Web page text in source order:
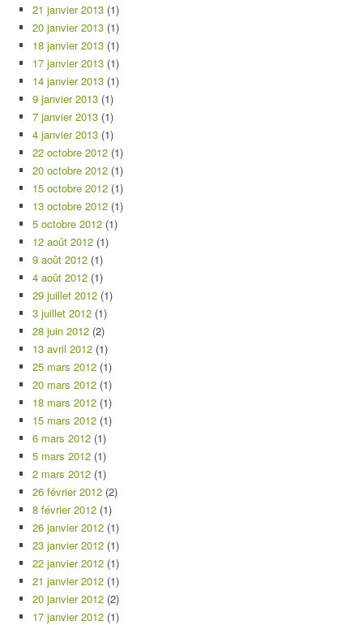
21 janvier 2013 (1)
20 janvier 2013 (1)
18 janvier 2013 (1)
17 janvier 2013 (1)
14 janvier 2013 (1)
9 janvier 2013 (1)
7 janvier 2013 (1)
4 janvier 2013 (1)
22 octobre 2012 (1)
20 octobre 2012 (1)
15 octobre 2012 (1)
13 octobre 2012 (1)
5 octobre 2012 (1)
12 août 2012 (1)
9 août 2012 (1)
4 août 2012 (1)
29 juillet 2012 (1)
3 juillet 2012 (1)
28 juin 2012 (2)
13 avril 2012 (1)
25 mars 2012 (1)
20 mars 2012 (1)
18 mars 2012 (1)
15 mars 2012 (1)
6 mars 2012 (1)
5 mars 2012 (1)
2 mars 2012 (1)
26 février 2012 (2)
8 février 2012 (1)
26 janvier 2012 (1)
23 janvier 2012 (1)
22 janvier 2012 (1)
21 janvier 2012 (1)
20 janvier 2012 (2)
17 janvier 2012 (1)